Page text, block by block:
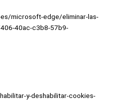
microsoft-edge/eliminar-las-
40ac-c3b8-57b9-
y-deshabilitar-cookies-